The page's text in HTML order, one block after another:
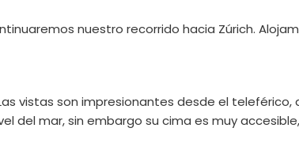
nuestro recorrido hacia Zúrich.
vistas son impresionantes desde el
del mar, sin embargo su cima es muy